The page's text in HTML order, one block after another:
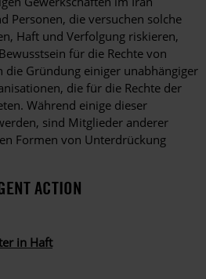
Personen, die versuchen solche
Haft und Verfolgung riskieren,
für die Rechte von
Gründung einiger unabhängiger
die für die Rechte der
Während einige dieser
sind Mitglieder anderer
Formen von Unterdrückung
ACTION
in Haft